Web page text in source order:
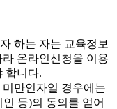
하는 자는 교육정보
온라인신청을 이용
합니다.
만인자일 경우에는
등)의 동의를 얻어